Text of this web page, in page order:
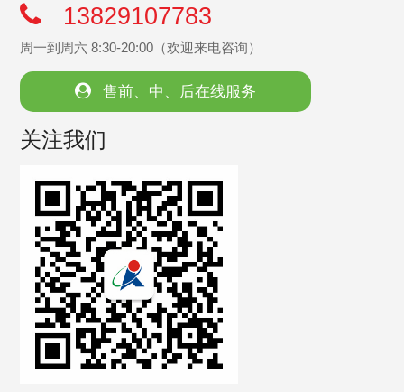
13829107783
周一到周六 8:30-20:00（欢迎来电咨询）
售前、中、后在线服务
关注我们